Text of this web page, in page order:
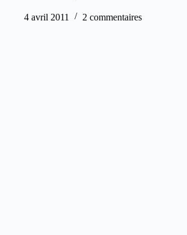
4 avril 2011 2 commentaires